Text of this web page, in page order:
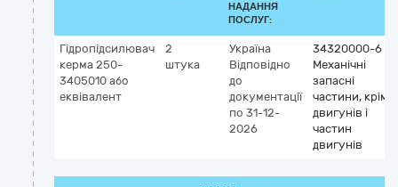
НАДАННЯ
ПОСЛУГ:
Гідропідсилювач
керма 250-
3405010 або
еквівалент
2
штука
Україна
Відповідно
до
документації
по 31-12-
2026
34320000-6
Механічні
запасні
частини, крім
двигунів і
частин
двигунів